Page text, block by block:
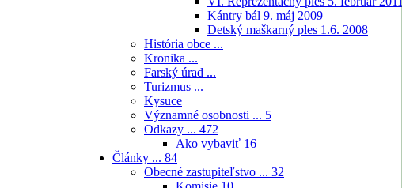
Kántry bál 9. máj 2009
Detský maškarný ples 1.6. 2008
História obce ...
Kronika ...
Farský úrad ...
Turizmus ...
Kysuce
Významné osobnosti ... 5
Odkazy ... 472
Ako vybaviť 16
Články ... 84
Obecné zastupiteľstvo ... 32